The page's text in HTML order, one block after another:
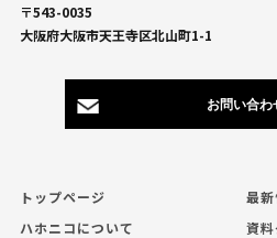
〒543-0035
大阪府大阪市天王寺区北山町1-1
お問い合わ
トップページ
ハホニコについて
最
資